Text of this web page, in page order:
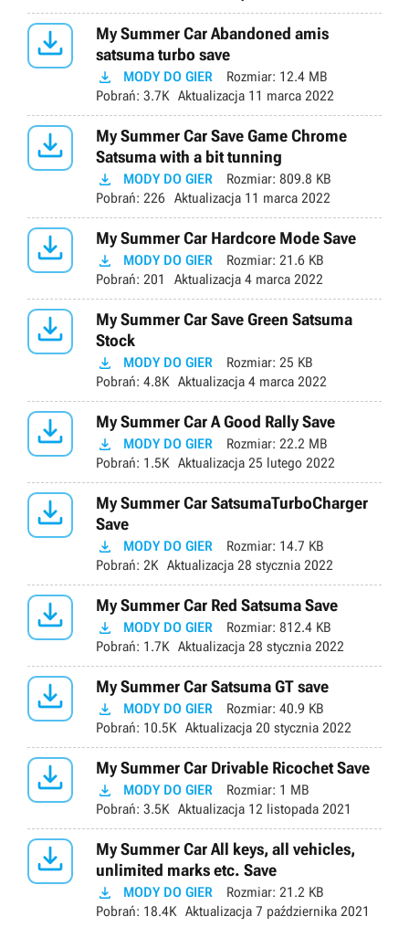

My Summer Car Abandoned amis
satsuma turbo save
 MODY DO GIER Rozmiar: 12.4 MB
Pobrań: 3.7K Aktualizacja 11 marca 2022

My Summer Car Save Game Chrome
Satsuma with a bit tunning
 MODY DO GIER Rozmiar: 809.8 KB
Pobrań: 226 Aktualizacja 11 marca 2022
 My Summer Car Hardcore Mode Save
 MODY DO GIER Rozmiar: 21.6 KB
Pobrań: 201 Aktualizacja 4 marca 2022

My Summer Car Save Green Satsuma
Stock
 MODY DO GIER Rozmiar: 25 KB
Pobrań: 4.8K Aktualizacja 4 marca 2022
 My Summer Car A Good Rally Save
 MODY DO GIER Rozmiar: 22.2 MB
Pobrań: 1.5K Aktualizacja 25 lutego 2022

My Summer Car SatsumaTurboCharger
Save
 MODY DO GIER Rozmiar: 14.7 KB
Pobrań: 2K Aktualizacja 28 stycznia 2022
 My Summer Car Red Satsuma Save
 MODY DO GIER Rozmiar: 812.4 KB
Pobrań: 1.7K Aktualizacja 28 stycznia 2022
 My Summer Car Satsuma GT save
 MODY DO GIER Rozmiar: 40.9 KB
Pobrań: 10.5K Aktualizacja 20 stycznia 2022
 My Summer Car Drivable Ricochet Save
 MODY DO GIER Rozmiar: 1 MB
Pobrań: 3.5K Aktualizacja 12 listopada 2021

My Summer Car All keys, all vehicles,
unlimited marks etc. Save
 MODY DO GIER Rozmiar: 21.2 KB
Pobrań: 18.4K Aktualizacja 7 października 2021